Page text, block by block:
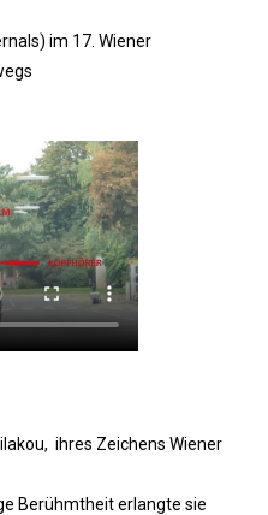
im 17. Wiener
ihres Zeichens Wiener
Berühmtheit erlangte sie